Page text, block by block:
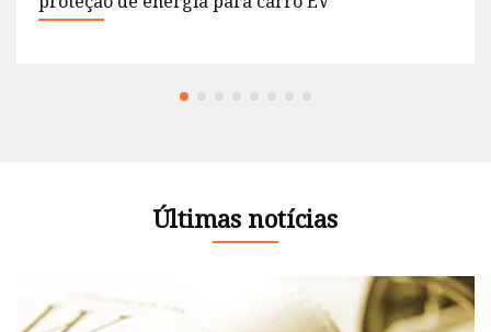
30a 8 fusível de lâmina padrão para carro de
Últimas notícias